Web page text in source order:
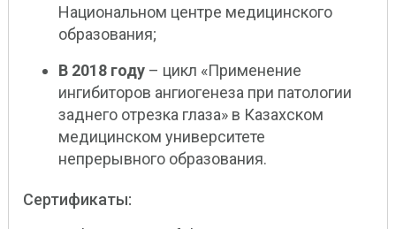
Национальном центре медицинского
образования;
В 2018 году– цикл «Применение
ингибиторов ангиогенеза при патологии
заднего отрезка глаза» в Казахском
медицинском университете
непрерывного образования.
Сертификаты: